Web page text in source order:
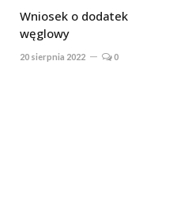
Wniosek o dodatek
węglowy
20 sierpnia 2022 0